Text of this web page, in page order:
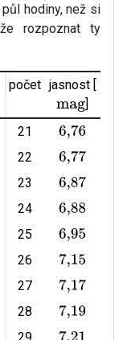
hodiny, než si
rozpoznat ty
počet jasnost [
mag ]
21 6,76
22 6,77
23 6,87
24 6,88
25 6,95
26 7,15
27 7,17
28 7,19